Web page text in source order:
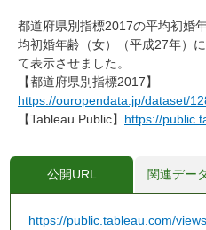
都道府県別指標2017の平均初婚
均初婚年齢（女）（平成27年）
て表示させました。
【都道府県別指標2017】
https://ouropendata.jp/dataset/
【Tableau Public】 https://
公開URL 関連デー
https://public.tableau.com/